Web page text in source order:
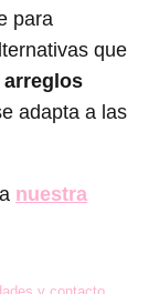
para
que
arreglos
adapta a las
nuestra